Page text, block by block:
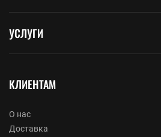
УСЛУГИ
КЛИЕНТАМ
О нас
Доставка